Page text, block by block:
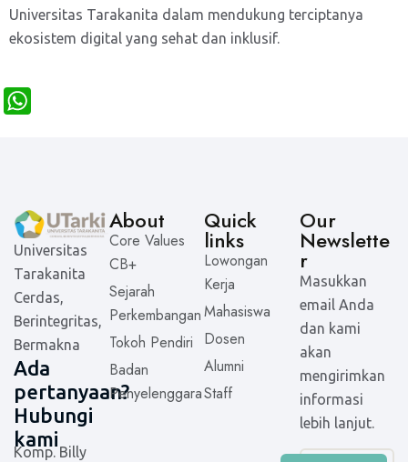
Universitas Tarakanita dalam mendukung terciptanya
ekosistem digital yang sehat dan inklusif.
s
A
p
Universitas
Tarakanita
Cerdas,
Berintegritas,
Bermakna
Ada
pertanyaan?
Hubungi
kami
Komp. Billy
About
Core Values
CB+
Sejarah
Perkembangan
Tokoh Pendiri
Badan
Penyelenggara
Quick
links
Lowongan
Kerja
Mahasiswa
Dosen
Alumni
Staff
Our
Newslette
r
Masukkan
email Anda
dan kami
akan
mengirimkan
informasi
lebih lanjut.